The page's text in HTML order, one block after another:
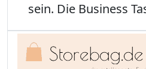
sein. Die Business